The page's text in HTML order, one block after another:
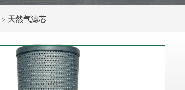
> 天然气滤芯